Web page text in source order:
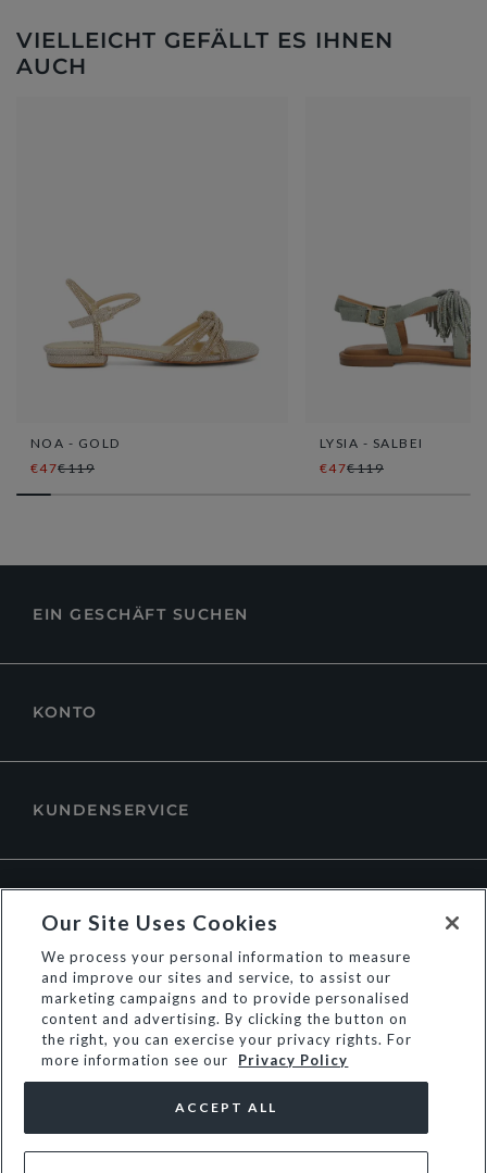
VIELLEICHT GEFÄLLT ES IHNEN
AUCH
NOA - GOLD
€47€119
LYSIA - SALBEI
€47€119
EIN GESCHÄFT SUCHEN
KONTO
KUNDENSERVICE
Our Site Uses Cookies
We process your personal information to measure
and improve our sites and service, to assist our
marketing campaigns and to provide personalised
content and advertising. By clicking the button on
the right, you can exercise your privacy rights. For
more information see our
Privacy Policy
ACCEPT ALL